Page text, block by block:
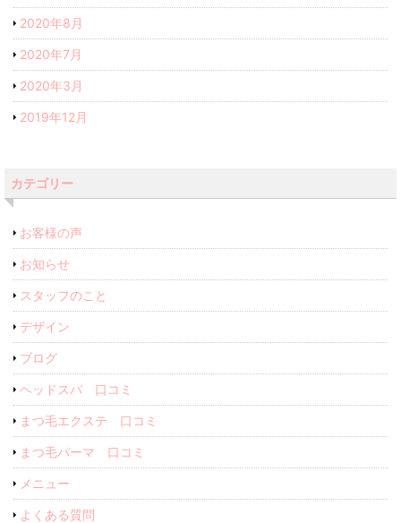
2020年8月
2020年7月
2020年3月
2019年12月
カテゴリー
お客様の声
お知らせ
スタッフのこと
デザイン
ブログ
ヘッドスパ 口コミ
まつ毛エクステ 口コミ
まつ毛パーマ 口コミ
メニュー
よくある質問